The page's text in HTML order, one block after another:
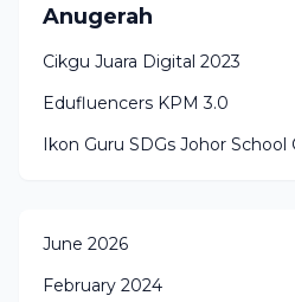
Anugerah
Cikgu Juara Digital 2023
Edufluencers KPM 3.0
Ikon Guru SDGs Johor School
June 2026
February 2024